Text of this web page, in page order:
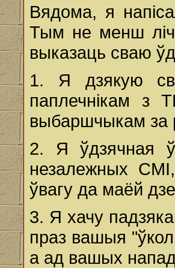
Вядома, я
Тым не менш
выказаць сваю
1. Я дзякую
паплечнікам з
выбаршчыкам за
2. Я ўдзячная
незалежных
ўвагу да маёй
3. Я хачу
праз вашыя
а ад вашых